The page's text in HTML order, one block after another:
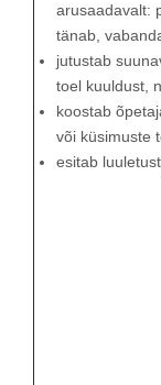
arusaadavalt:
tänab,
jutustab
toel kuuldust,
koostab
või küsimuste
esitab